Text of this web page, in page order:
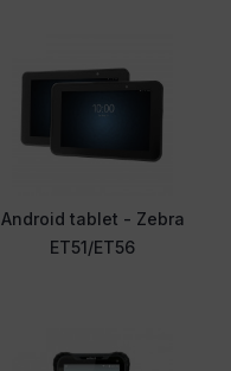
Android tablet - Zebra
ET51/ET56